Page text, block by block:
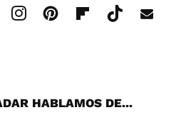
HABLAMOS DE...